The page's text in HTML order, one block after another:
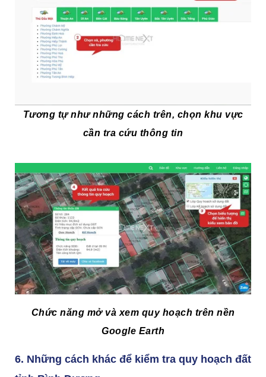
Tương tự như những cách trên, chọn khu vực
cần tra cứu thông tin
Chức năng mở và xem quy hoạch trên nền
Google Earth
6. Những cách khác để kiểm tra quy hoạch đất